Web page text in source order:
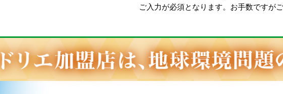
ご入力が必須となります。お手数ですが